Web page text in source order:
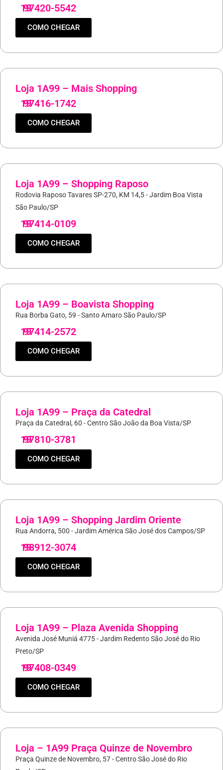
19
97420-5542
COMO CHEGAR
Loja 1A99 – Mais Shopping
19
97416-1742
COMO CHEGAR
Loja 1A99 – Shopping Raposo
Rodovia Raposo Tavares SP-270, KM 14,5 - Jardim Boa Vista
São Paulo/SP
19
97414-0109
COMO CHEGAR
Loja 1A99 – Boavista Shopping
Rua Borba Gato, 59 - Santo Amaro São Paulo/SP
19
97414-2572
COMO CHEGAR
Loja 1A99 – Praça da Catedral
Praça da Catedral, 60 - Centro São João da Boa Vista/SP
19
97810-3781
COMO CHEGAR
Loja 1A99 – Shopping Jardim Oriente
Rua Andorra, 500 - Jardim América São José dos Campos/SP
19
98912-3074
COMO CHEGAR
Loja 1A99 – Plaza Avenida Shopping
Avenida José Muniá 4775 - Jardim Redento São José do Rio
Preto/SP
19
97408-0349
COMO CHEGAR
Loja – 1A99 Praça Quinze de Novembro
Praça Quinze de Novembro, 57 - Centro São José do Rio